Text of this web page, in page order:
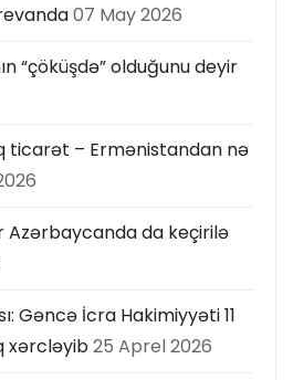
07 May 2026
“çöküşdə” olduğunu deyir
ticarət – Ermənistandan nə
Azərbaycanda da keçirilə
Gəncə İcra Hakimiyyəti 11
xərcləyib25 Aprel 2026